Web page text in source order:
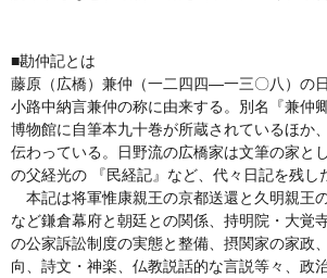
■勘仲記とは
藤原（広橋）兼仲（一二四四—一三〇八）の
小路中納言兼仲の称に由来する。別名『兼仲
博物館に自筆本九十巻が所蔵されているほか
伝わっている。日野流の広橋家は文筆の家と
の父経光の 『民経記』など、代々日記を残し
本記は将軍惟康親王の京都送還と久明親王
など鎌倉幕府と朝廷との関係、持明院・大覚
の公家訴訟制度の実態と整備、摂関家の家政
向、詩文・神楽、仏教説話的な言説等々、政